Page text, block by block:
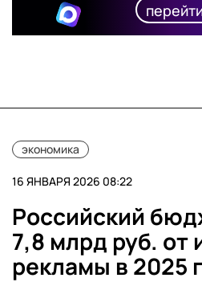
экономика
16 ЯНВАРЯ 2026 08:22
Российский
7,8 млрд руб. от
рекламы в 2025